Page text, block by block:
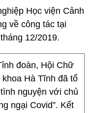
Học viện Cảnh
về công tác tại
12/2019.
đoàn, Hội Chữ
Hà Tĩnh đã tổ
nguyện với chủ
ngại Covid”. Kết